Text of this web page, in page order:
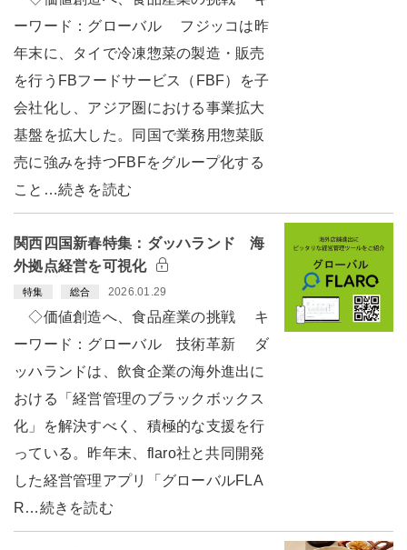
ーワード：グローバル フジッコは昨
年末に、タイで冷凍惣菜の製造・販売
を行うFBフードサービス（FBF）を子
会社化し、アジア圏における事業拡大
基盤を拡大した。同国で業務用惣菜販
売に強みを持つFBFをグループ化する
こと…続きを読む
関西四国新春特集：ダッハランド 海
外拠点経営を可視化
特集 総合 2026.01.29
◇価値創造へ、食品産業の挑戦 キ
ーワード：グローバル 技術革新 ダ
ッハランドは、飲食企業の海外進出に
おける「経営管理のブラックボックス
化」を解決すべく、積極的な支援を行
っている。昨年末、flaro社と共同開発
した経営管理アプリ「グローバルFLA
R…続きを読む